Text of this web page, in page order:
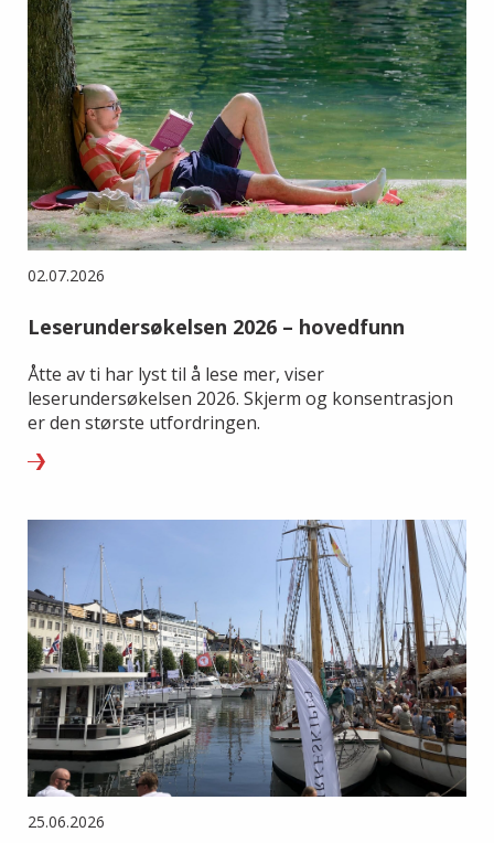
02.07.2026
Leserundersøkelsen 2026 – hovedfunn
Åtte av ti har lyst til å lese mer, viser
leserundersøkelsen 2026. Skjerm og konsentrasjon
er den største utfordringen.
25.06.2026